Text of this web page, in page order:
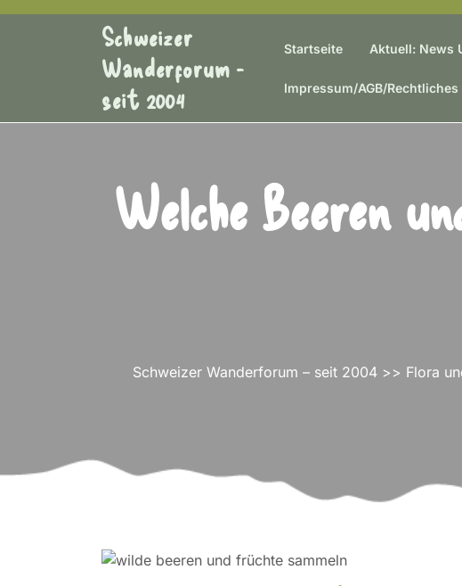
Skip
Schweizer
Wanderforum -
seit 2004
Startseite Aktuell: News
Impressum/AGB/Rechtliches
Welche Beeren
Schweizer Wanderforum – seit 2004>> Flora